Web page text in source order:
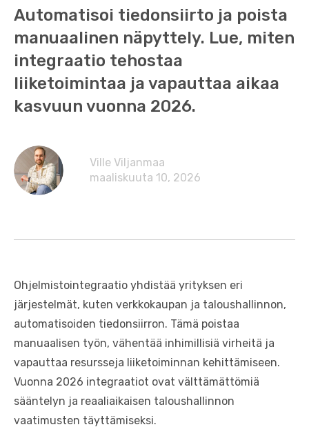
Automatisoi tiedonsiirto ja poista
manuaalinen näpyttely. Lue, miten
integraatio tehostaa
liiketoimintaa ja vapauttaa aikaa
kasvuun vuonna 2026.
Ville Viljanmaa
maaliskuuta 10, 2026
Ohjelmistointegraatio yhdistää yrityksen eri
järjestelmät, kuten verkkokaupan ja taloushallinnon,
automatisoiden tiedonsiirron. Tämä poistaa
manuaalisen työn, vähentää inhimillisiä virheitä ja
vapauttaa resursseja liiketoiminnan kehittämiseen.
Vuonna 2026 integraatiot ovat välttämättömiä
sääntelyn ja reaaliaikaisen taloushallinnon
vaatimusten täyttämiseksi.